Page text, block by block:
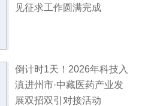
见征求工作圆满完成
倒计时1天！2026年科技入
滇进州市·中藏医药产业发
展双招双引对接活动